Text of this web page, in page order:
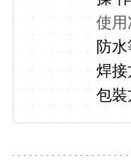
使用
防
焊接
包裝